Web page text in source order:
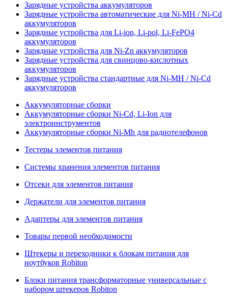
Зарядные устройства аккумуляторов
Зарядные устройства автоматические для Ni-MH / Ni-Cd
аккумуляторов
Зарядные устройства для Li-ion, Li-pol, Li-FePO4
аккумуляторов
Зарядные устройства для Ni-Zn аккумуляторов
Зарядные устройства для свинцово-кислотных
аккумуляторов
Зарядные устройства стандартные для Ni-MH / Ni-Cd
аккумуляторов
Аккумуляторные сборки
Аккумуляторные сборки Ni-Cd, Li-Ion для
электроинструментов
Аккумуляторные сборки Ni-Mh для радиотелефонов
Тестеры элементов питания
Системы хранения элементов питания
Отсеки для элементов питания
Держатели для элементов питания
Адаптеры для элементов питания
Товары первой необходимости
Штекеры и переходники к блокам питания для
ноутбуков Robiton
Блоки питания трансформаторные универсальные с
набором штекеров Robiton